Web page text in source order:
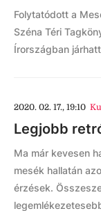
Folytatódott a
Széna Téri
Írországban
2020. 02. 17., 19:10
Legjobb
Ma már kevesen
mesék hallatán
érzések.